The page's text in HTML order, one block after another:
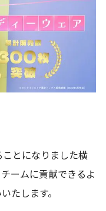
とになりました横
ームに貢献できるよ
たします。